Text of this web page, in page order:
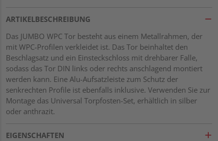
ARTIKELBESCHREIBUNG
Das JUMBO WPC Tor besteht aus einem Metallrahmen, der
mit WPC-Profilen verkleidet ist. Das Tor beinhaltet den
Beschlagsatz und ein Einsteckschloss mit drehbarer Falle,
sodass das Tor DIN links oder rechts anschlagend montiert
werden kann. Eine Alu-Aufsatzleiste zum Schutz der
senkrechten Profile ist ebenfalls inklusive. Verwenden Sie zur
Montage das Universal Torpfosten-Set, erhältlich in silber
oder anthrazit.
EIGENSCHAFTEN